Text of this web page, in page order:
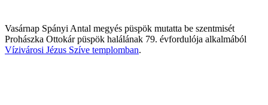
Vasárnap Spányi Antal megyés püspök mutatta be szentmisét
Prohászka Ottokár püspök halálának 79. évfordulója alkalmából
Vízivárosi Jézus Szíve templomban.